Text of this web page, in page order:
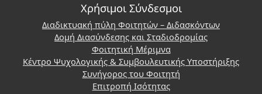
Χρήσιμοι Σύνδεσμοι
Διαδικτυακή πύλη Φοιτητών – Διδασκόντων
Δομή Διασύνδεσης και Σταδιοδρομίας
Φοιτητική Μέριμνα
Κέντρο Ψυχολογικής & Συμβουλευτικής Υποστήριξης
Συνήγορος του Φοιτητή
Επιτροπή Ισότητας